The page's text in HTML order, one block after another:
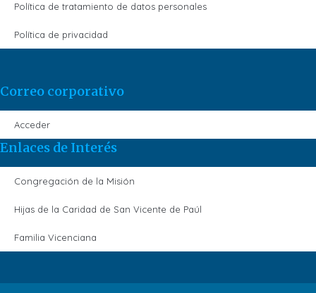
Política de tratamiento de datos personales
Política de privacidad
Correo corporativo
Acceder
Enlaces de Interés
Congregación de la Misión
Hijas de la Caridad de San Vicente de Paúl
Familia Vicenciana